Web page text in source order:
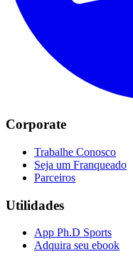
Corporate
Trabalhe Conosco
Seja um Franqueado
Parceiros
Utilidades
App Ph.D Sports
Adquira seu ebook